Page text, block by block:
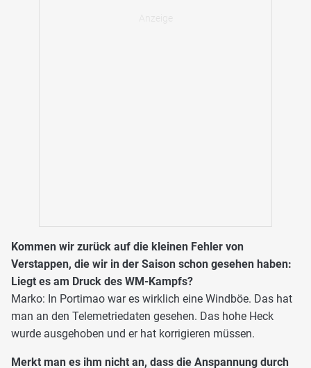
Kommen wir zurück auf die kleinen Fehler von
Verstappen, die wir in der Saison schon gesehen haben:
Liegt es am Druck des WM-Kampfs?
Marko: In Portimao war es wirklich eine Windböe. Das hat
man an den Telemetriedaten gesehen. Das hohe Heck
wurde ausgehoben und er hat korrigieren müssen.
Merkt man es ihm nicht an, dass die Anspannung durch